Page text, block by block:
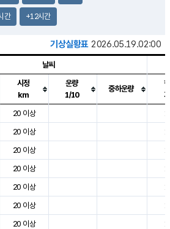
간 +12시간
기상실황표 2026.05.19.02:00
날씨, 기온, 강수, 바람, 기압등을 안내한 표입
날씨
시정
km
운량
1/10
중하운량
20 이상
20 이상
20 이상
20 이상
20 이상
20 이상
20 이상